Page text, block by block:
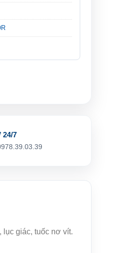
24/7
lục giác, tuốc nơ vít.